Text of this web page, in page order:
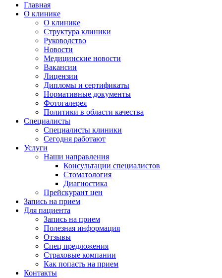
Главная
О клинике
О клинике
Структура клиники
Руководство
Новости
Медицинские новости
Вакансии
Лицензии
Дипломы и сертификаты
Нормативные документы
Фотогалерея
Политики в области качества
Специалисты
Специалисты клиники
Сегодня работают
Услуги
Наши направления
Консультации специалистов
Стоматология
Диагностика
Прейскурант цен
Запись на прием
Для пациента
Запись на прием
Полезная информация
Отзывы
Спец предложения
Страховые компании
Как попасть на прием
Контакты